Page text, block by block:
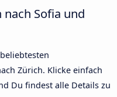
Sofia und
Zürich. Klicke einfach
Du findest alle Details zu